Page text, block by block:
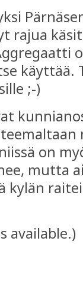
rajua
käyttää.
;-)
on
mutta
kylän
available.)